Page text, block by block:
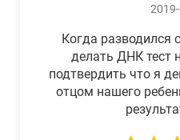
Когда разводился
делать ДНК тест
подтвердить что я
отцом нашего